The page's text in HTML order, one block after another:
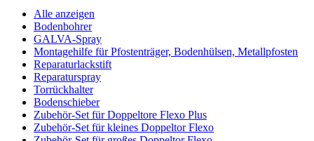
Alle anzeigen
Bodenbohrer
GALVA-Spray
Montagehilfe für Pfostenträger, Bodenhülsen, Metallpfosten
Reparaturlackstift
Reparaturspray
Torrückhalter
Bodenschieber
Zubehör-Set für Doppeltore Flexo Plus
Zubehör-Set für kleines Doppeltor Flexo